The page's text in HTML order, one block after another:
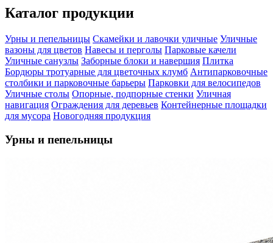
Каталог продукции
Урны и пепельницы Скамейки и лавочки уличные Уличные
вазоны для цветов Навесы и перголы Парковые качели
Уличные санузлы Заборные блоки и навершия Плитка
Бордюры тротуарные для цветочных клумб Антипарковочные
столбики и парковочные барьеры Парковки для велосипедов
Уличные столы Опорные, подпорные стенки Уличная
навигация Ограждения для деревьев Контейнерные площадки
для мусора Новогодняя продукция
Урны и пепельницы